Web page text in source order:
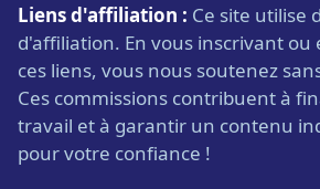
Liens d'affiliation : Ce site utilise
d'affiliation. En vous inscrivant ou
ces liens, vous nous soutenez
Ces commissions contribuent à
travail et à garantir un contenu
pour votre confiance !